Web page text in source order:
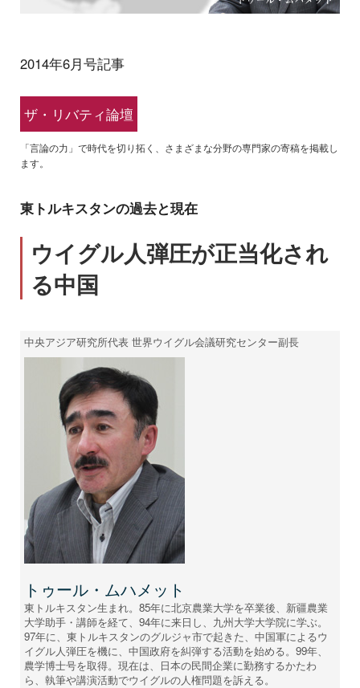
2014年6月号記事
ザ・リバティ論壇
「言論の力」で時代を切り拓く、さまざまな分野の専門家の寄稿を掲載し
ます。
東トルキスタンの過去と現在
ウイグル人弾圧が正当化され
る中国
中央アジア研究所代表 世界ウイグル会議研究センター副長
トゥール・ムハメット
東トルキスタン生まれ。85年に北京農業大学を卒業後、新疆農業
大学助手・講師を経て、94年に来日し、九州大学大学院に学ぶ。
97年に、東トルキスタンのグルジャ市で起きた、中国軍によるウ
イグル人弾圧を機に、中国政府を糾弾する活動を始める。99年、
農学博士号を取得。現在は、日本の民間企業に勤務するかたわ
ら、執筆や講演活動でウイグルの人権問題を訴える。